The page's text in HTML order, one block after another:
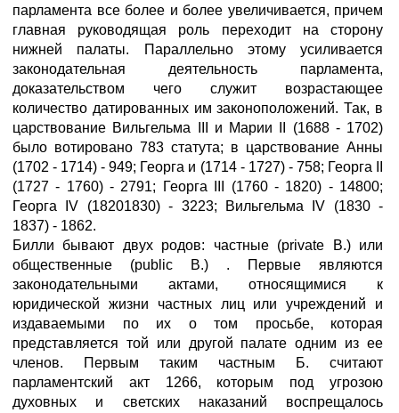
парламента все более и более увеличивается, причем
главная руководящая роль переходит на сторону
нижней палаты. Параллельно этому усиливается
законодательная деятельность парламента,
доказательством чего служит возрастающее
количество датированных им законоположений. Так, в
царствование Вильгельма III и Марии II (1688 - 1702)
было вотировано 783 статута; в царствование Анны
(1702 - 1714) - 949; Георга и (1714 - 1727) - 758; Георга II
(1727 - 1760) - 2791; Георга III (1760 - 1820) - 14800;
Георга IV (18201830) - 3223; Вильгельма IV (1830 -
1837) - 1862.
Билли бывают двух родов: частные (private В.) или
общественные (public В.) . Первые являются
законодательными актами, относящимися к
юридической жизни частных лиц или учреждений и
издаваемыми по их о том просьбе, которая
представляется той или другой палате одним из ее
членов. Первым таким частным Б. считают
парламентский акт 1266, которым под угрозою
духовных и светских наказаний воспрещалось